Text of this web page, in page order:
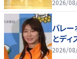
2026/
バレ
とデ
2026/